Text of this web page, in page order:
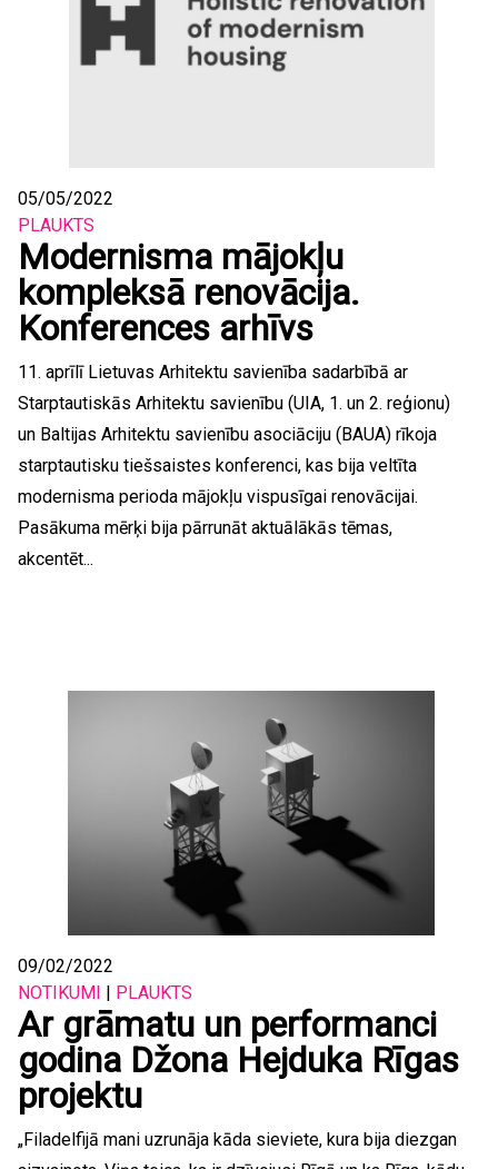
05/05/2022
PLAUKTS
Modernisma mājokļu
kompleksā renovācija.
Konferences arhīvs
11. aprīlī Lietuvas Arhitektu savienība sadarbībā ar
Starptautiskās Arhitektu savienību (UIA, 1. un 2. reģionu)
un Baltijas Arhitektu savienību asociāciju (BAUA) rīkoja
starptautisku tiešsaistes konferenci, kas bija veltīta
modernisma perioda mājokļu vispusīgai renovācijai.
Pasākuma mērķi bija pārrunāt aktuālākās tēmas,
akcentēt...
09/02/2022
NOTIKUMI | PLAUKTS
Ar grāmatu un performanci
godina Džona Hejduka Rīgas
projektu
„Filadelfijā mani uzrunāja kāda sieviete, kura bija diezgan